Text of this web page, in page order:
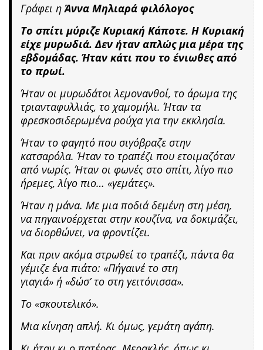
Γράφει ηΆννα Μηλιαρά φιλόλογος
Το σπίτι μύριζε Κυριακή Κάποτε. Η Κυριακή
είχε μυρωδιά. Δεν ήταν απλώς μια μέρα της
εβδομάδας. Ήταν κάτι που το ένιωθες από
το πρωί.
Ήταν οι μυρωδάτοι λεμονανθοί, το άρωμα της
τριανταφυλλιάς, το χαμομήλι. Ήταν τα
φρεσκοσιδερωμένα ρούχα για την εκκλησία.
Ήταν το φαγητό που σιγόβραζε στην
κατσαρόλα. Ήταν το τραπέζι που ετοιμαζόταν
από νωρίς. Ήταν οι φωνές στο σπίτι, λίγο πιο
ήρεμες, λίγο πιο… «γεμάτες».
Ήταν η μάνα. Με μια ποδιά δεμένη στη μέση,
να πηγαινοέρχεται στην κουζίνα, να δοκιμάζει,
να διορθώνει, να φροντίζει.
Και πριν ακόμα στρωθεί το τραπέζι, πάντα θα
γέμιζε ένα πιάτο: «Πήγαινέ το στη
γιαγιά» ή «δώσ’ το στη γειτόνισσα».
Το «σκουτελικό».
Μια κίνηση απλή. Κι όμως, γεμάτη αγάπη.